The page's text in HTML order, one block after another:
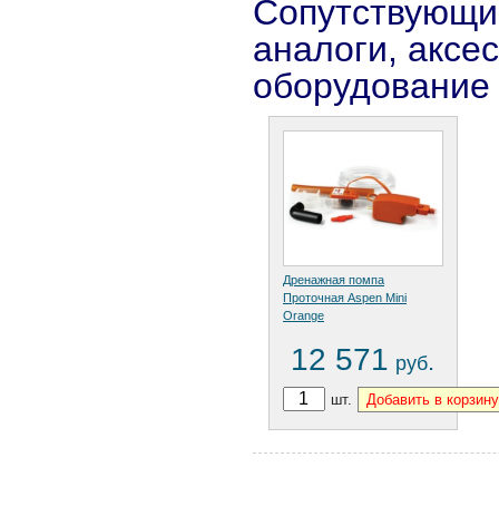
аналоги,
оборудование
Дренажная помпа
Проточная Aspen Mini
Orange
12 571 руб.
шт.